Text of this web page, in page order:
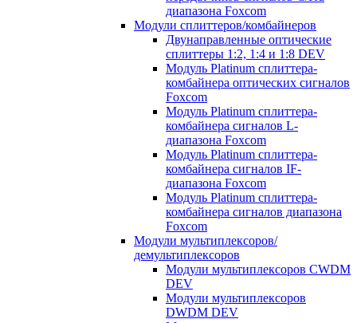
диапазона Foxcom
Модули сплиттеров/комбайнеров
Двунаправленные оптические
сплиттеры 1:2, 1:4 и 1:8 DEV
Модуль Platinum cплиттера-
комбайнера оптических сигналов
Foxcom
Модуль Platinum сплиттера-
комбайнера сигналов L-
диапазона Foxcom
Модуль Platinum сплиттера-
комбайнера сигналов IF-
диапазона Foxcom
Модуль Platinum сплиттера-
комбайнера сигналов диапазона
Foxcom
Модули мультиплексоров/
демультиплексоров
Модули мультиплексоров CWDM
DEV
Модули мультиплексоров
DWDM DEV